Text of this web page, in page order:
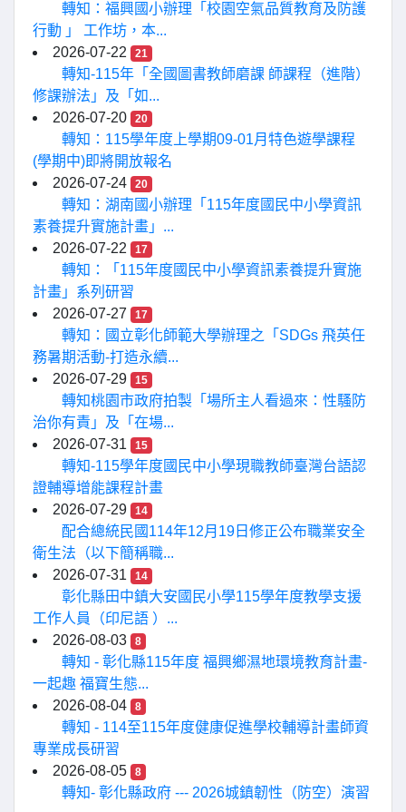
轉知：福興國小辦理「校園空氣品質教育及防護
行動 」 工作坊，本...
2026-07-22
21
轉知-115年「全國圖書教師磨課 師課程（進階）
修課辦法」及「如...
2026-07-20
20
轉知：115學年度上學期09-01月特色遊學課程
(學期中)即將開放報名
2026-07-24
20
轉知：湖南國小辦理「115年度國民中小學資訊
素養提升實施計畫」...
2026-07-22
17
轉知：「115年度國民中小學資訊素養提升實施
計畫」系列研習
2026-07-27
17
轉知：國立彰化師範大學辦理之「SDGs 飛英任
務暑期活動-打造永續...
2026-07-29
15
轉知桃園市政府拍製「場所主人看過來：性騷防
治你有責」及「在場...
2026-07-31
15
轉知-115學年度國民中小學現職教師臺灣台語認
證輔導增能課程計畫
2026-07-29
14
配合總統民國114年12月19日修正公布職業安全
衛生法（以下簡稱職...
2026-07-31
14
彰化縣田中鎮大安國民小學115學年度教學支援
工作人員（印尼語 ）...
2026-08-03
8
轉知 - 彰化縣115年度 福興鄉濕地環境教育計畫-
一起趣 福寶生態...
2026-08-04
8
轉知 - 114至115年度健康促進學校輔導計畫師資
專業成長研習
2026-08-05
8
轉知- 彰化縣政府 --- 2026城鎮韌性（防空）演習